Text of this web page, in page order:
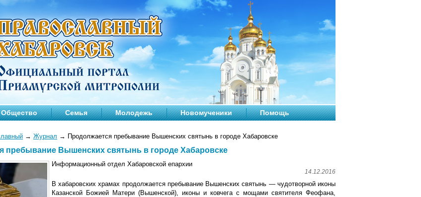
Общество Семья Молодежь Новомученики Помощь
→ Журнал → Продолжается пребывание Вышенских святынь в городе Хабаровске
пребывание Вышенских святынь в городе Хабаровске
Информационный отдел Хабаровской епархии
14.12.2016
В хабаровских храмах продолжается пребывание Вышенских святынь — чудотворной иконы
Казанской Божией Матери (Вышенской), иконы и ковчега с мощами святителя Феофана,